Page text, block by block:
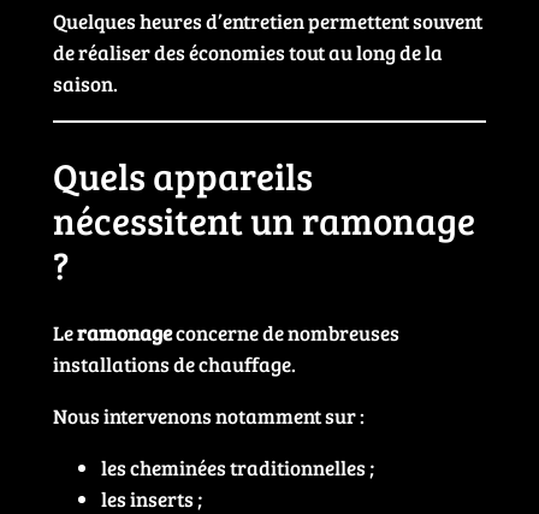
Quelques heures d’entretien permettent souvent
de réaliser des économies tout au long de la
saison.
Quels appareils
nécessitent un ramonage
?
Leramonageconcerne de nombreuses
installations de chauffage.
Nous intervenons notamment sur :
les cheminées traditionnelles ;
les inserts ;